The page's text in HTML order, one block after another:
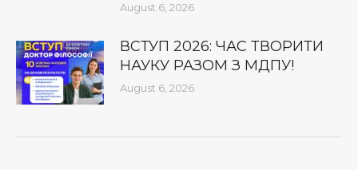
August 6, 2026
ВСТУП 2026: ЧАС ТВОРИТИ
НАУКУ РАЗОМ З МДПУ!
August 6, 2026